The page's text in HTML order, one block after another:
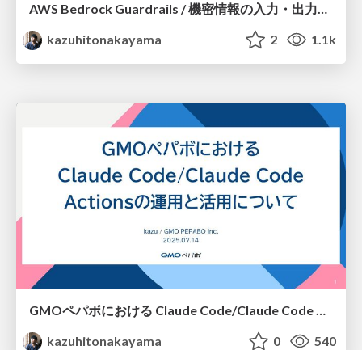
AWS Bedrock Guardrails / 機密情報の入力・出力をブロックする — Blocking Sensitive Information Input/Output
kazuhitonakayama
2 1.1k
kazuhitonakayama
0 540